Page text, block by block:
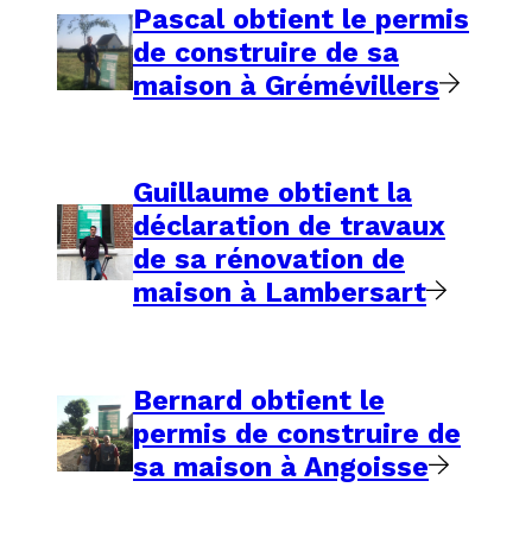
Pascal obtient le permis
de construire de sa
maison à Grémévillers
Guillaume obtient la
déclaration de travaux
de sa rénovation de
maison à Lambersart
Bernard obtient le
permis de construire de
sa maison à Angoisse